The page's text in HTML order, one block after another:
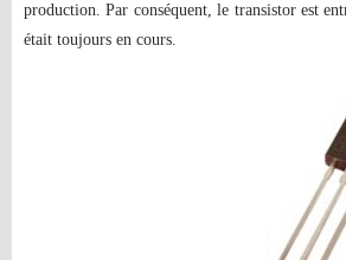
production. Par conséquent, le transistor est
était toujours en cours.